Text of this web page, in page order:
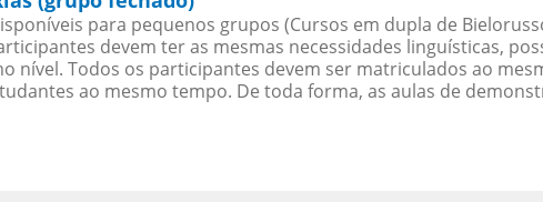
para pequenos grupos (Cursos em dupla de
devem ter as mesmas necessidades linguísticas,
nível. Todos os participantes devem ser matriculados ao
ao mesmo tempo. De toda forma, as aulas de